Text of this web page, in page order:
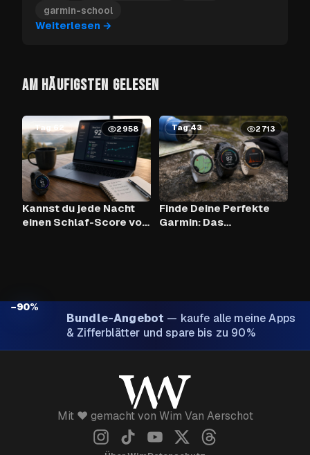
installieren solltest.
garmin-school
Weiterlesen →
AM HÄUFIGSTEN GELESEN
Tag 62 2958
Kannst du jede Nacht
einen Schlaf-Score von
Tag 43 2713
Finde Deine Perfekte
Garmin: Das
−90%
Bundle-Angebot — kaufe alle meine Apps
& Zifferblätter und spare bis zu 90%
Mit ❤️ gemacht von Wim Van Aerschot